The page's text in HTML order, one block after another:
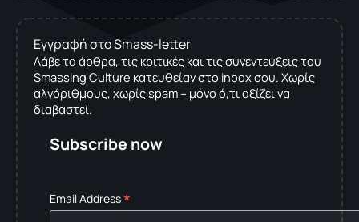
Εγγραφή στο Smass-letter
Λάβε τα άρθρα, τις κριτικές και τις συνεντεύξεις του
Smassing Culture κατευθείαν στο inbox σου. Χωρίς
αλγόριθμους, χωρίς spam – μόνο ό,τι αξίζει να
διαβαστεί.
Subscribe now
Email Address*